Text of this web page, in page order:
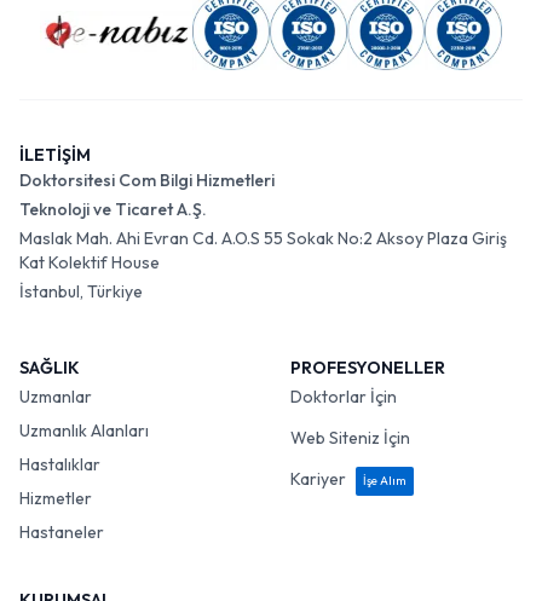
İLETİŞİM
Doktorsitesi Com Bilgi Hizmetleri
Teknoloji ve Ticaret A.Ş.
Maslak Mah. Ahi Evran Cd. A.O.S 55 Sokak No:2 Aksoy Plaza Giriş
Kat Kolektif House
İstanbul, Türkiye
SAĞLIK
Uzmanlar
Uzmanlık Alanları
Hastalıklar
Hizmetler
Hastaneler
PROFESYONELLER
Doktorlar İçin
Web Siteniz İçin
Kariyer
İşe Alım